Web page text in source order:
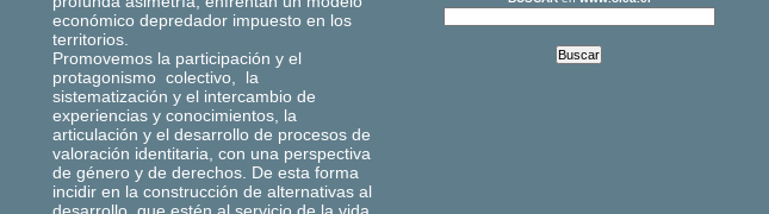
económico depredador impuesto en los
territorios.
Promovemos la participación y el
protagonismo colectivo, la
sistematización y el intercambio de
experiencias y conocimientos, la
articulación y el desarrollo de procesos de
valoración identitaria, con una perspectiva
de género y de derechos. De esta forma
incidir en la construcción de alternativas al